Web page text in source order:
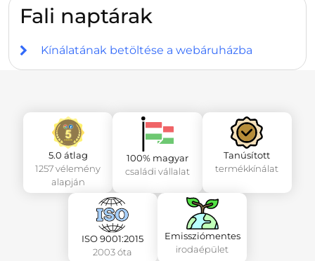
Fali naptárak
Kínálatának betöltése a webáruházba
5.0 átlag
1257 vélemény
alapján
100% magyar
családi vállalat
Tanúsított
termékkínálat
ISO 9001:2015
2003 óta
Emissziómentes
irodaépület